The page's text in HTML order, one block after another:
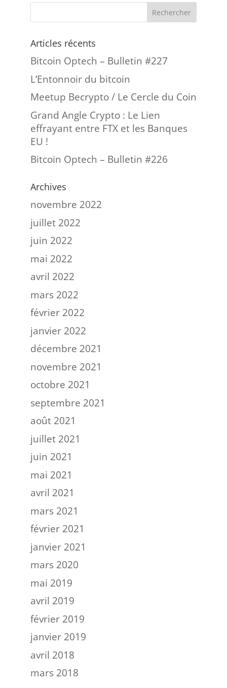
Articles récents
Bitcoin Optech – Bulletin #227
L’Entonnoir du bitcoin
Meetup Becrypto / Le Cercle du Coin
Grand Angle Crypto : Le Lien
effrayant entre FTX et les Banques
EU !
Bitcoin Optech – Bulletin #226
Archives
novembre 2022
juillet 2022
juin 2022
mai 2022
avril 2022
mars 2022
février 2022
janvier 2022
décembre 2021
novembre 2021
octobre 2021
septembre 2021
août 2021
juillet 2021
juin 2021
mai 2021
avril 2021
mars 2021
février 2021
janvier 2021
mars 2020
mai 2019
avril 2019
février 2019
janvier 2019
avril 2018
mars 2018